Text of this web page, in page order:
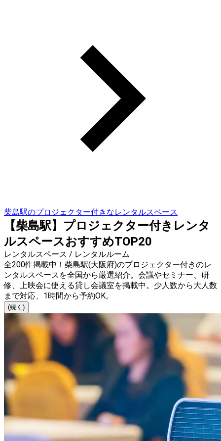
柴島駅のプロジェクター付きなレンタルスペース
【柴島駅】プロジェクター付きレンタ
ルスペースおすすめTOP20
レンタルスペース / レンタルルーム
全200件掲載中！柴島駅(大阪府)のプロジェクター付きのレ
ンタルスペースを全国から厳選紹介。会議やセミナー、研
修、上映会に使える貸し会議室を掲載中。少人数から大人数
まで対応、1時間から予約OK。
(続く)